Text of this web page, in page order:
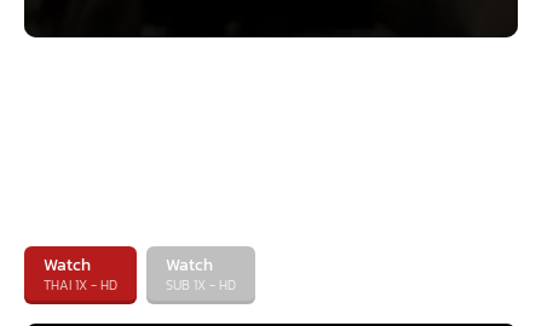
Watch
THAI 1X - HD
Watch
SUB 1X - HD